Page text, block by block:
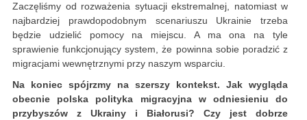
Zaczęliśmy od rozważenia sytuacji ekstremalnej, natomiast w
najbardziej prawdopodobnym scenariuszu Ukrainie trzeba
będzie udzielić pomocy na miejscu. A ma ona na tyle
sprawienie funkcjonujący system, że powinna sobie poradzić z
migracjami wewnętrznymi przy naszym wsparciu.
Na koniec spójrzmy na szerszy kontekst. Jak wygląda
obecnie polska polityka migracyjna w odniesieniu do
przybyszów z Ukrainy i Białorusi? Czy jest dobrze